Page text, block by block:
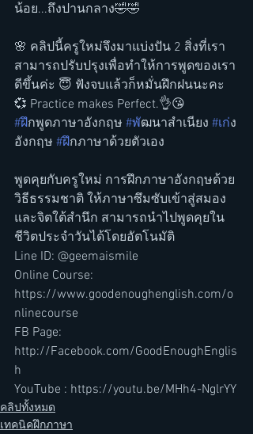
น้อย...ถึงปานกลาง🤣🤣
🌸 คลิปนี้ครูใหม่จึงมาแบ่งปัน 2 สิ่งที่เรา
สามารถปรับปรุงเพื่อทำให้การพูดของเรา
ดีขึ้นค่ะ 😇 ฟังจบแล้วก็หมั่นฝึกฝนนะคะ
💞 Practice makes Perfect.👌😘
#ฝึกพูดภาษาอังกฤษ #พัฒนาสำเนียง #เก่ง
อังกฤษ #ฝึกภาษาด้วยตัวเอง
พูดคุยกับครูใหม่ การฝึกภาษาอังกฤษด้วย
วิธีธรรมชาติ ให้ภาษาซึมซับเข้าสู่สมอง
และจิตใต้สำนึก สามารถนำไปพูดคุยใน
ชีวิตประจำวันได้โดยอัตโนมัติ
Line ID: @geemaismile
Online Course:
https://www.goodenoughenglish.com/o
nlinecourse
FB Page:
http://Facebook.com/GoodEnoughEnglis
h
YouTube : https://youtu.be/MHh4-NglrYY
คลิปทั้งหมด
เทคนิคฝึกภาษา